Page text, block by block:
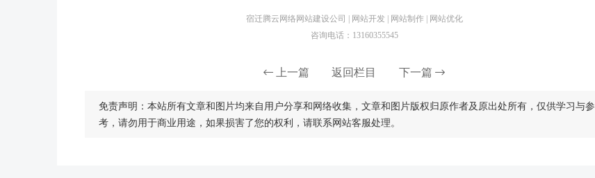
宿迁腾云网络网站建设公司 | 网站开发 | 网站制作 | 网站优化
咨询电话：13160355545
上一篇 返回栏目 下一篇
免责声明：本站所有文章和图片均来自用户分享和网络收集，文章和图片版权归原作者及原出处所有，仅供学习与参
考，请勿用于商业用途，如果损害了您的权利，请联系网站客服处理。